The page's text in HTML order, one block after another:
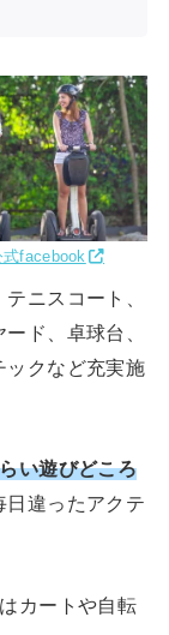
facebook
ニスコート、
ド、卓球台、
ックなど充実施
い遊びどころ
日違ったアクテ
カートや自転